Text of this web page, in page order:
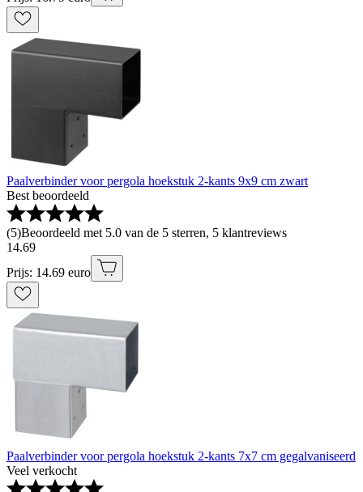
Paalverbinder voor pergola hoekstuk 2-kants 9x9 cm zwart
Best beoordeeld
(5)Beoordeeld met 5.0 van de 5 sterren, 5 klantreviews
14.69
Prijs: 14.69 euro
Paalverbinder voor pergola hoekstuk 2-kants 7x7 cm gegalvaniseerd
Veel verkocht